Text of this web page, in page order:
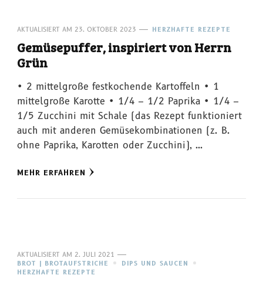
AKTUALISIERT AM 23. OKTOBER 2023 HERZHAFTE REZEPTE
Gemüsepuffer, inspiriert von Herrn
Grün
• 2 mittelgroße festkochende Kartoffeln • 1
mittelgroße Karotte • 1/4 – 1/2 Paprika • 1/4 –
1/5 Zucchini mit Schale (das Rezept funktioniert
auch mit anderen Gemüsekombinationen (z. B.
ohne Paprika, Karotten oder Zucchini), …
MEHR ERFAHREN
AKTUALISIERT AM 2. JULI 2021
BROT | BROTAUFSTRICHE
DIPS UND SAUCEN
HERZHAFTE REZEPTE